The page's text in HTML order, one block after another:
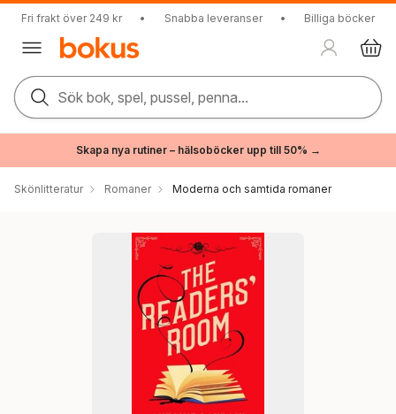
Fri frakt över 249 kr • Snabba leveranser • Billiga böcker
Sök bok, spel, pussel, penna...
Skapa nya rutiner – hälsoböcker upp till 50% →
Skönlitteratur Romaner Moderna och samtida romaner